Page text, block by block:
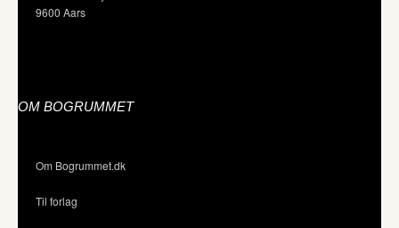
9600 Aars
OM BOGRUMMET
Om Bogrummet.dk
Til forlag